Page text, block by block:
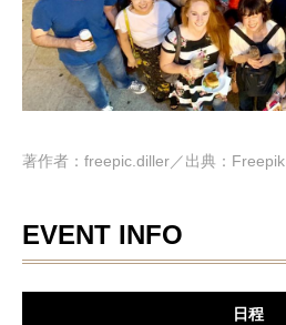
著作者：freepic.diller／出典：Freepik
EVENT INFO
日程